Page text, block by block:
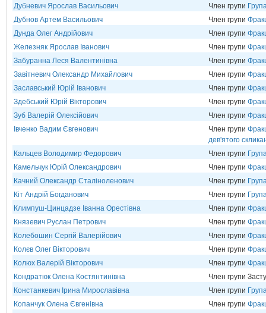
Дубневич Ярослав Васильович
Член групи
Дубнов Артем Васильович
Член групи
Дунда Олег Андрійович
Член групи
Железняк Ярослав Іванович
Член групи
Забуранна Леся Валентинівна
Член групи
Завітневич Олександр Михайлович
Член групи
Заславський Юрій Іванович
Член групи
Здебський Юрій Вікторович
Член групи
Зуб Валерій Олексійович
Член групи
Івченко Вадим Євгенович
Член групи
дев'ятого
Кальцев Володимир Федорович
Член групи
Камельчук Юрій Олександрович
Член групи
Качний Олександр Сталіноленович
Член групи
Кіт Андрій Богданович
Член групи
Климпуш-Цинцадзе Іванна Орестівна
Член групи
Князевич Руслан Петрович
Член групи
Колебошин Сергій Валерійович
Член групи
Колєв Олег Вікторович
Член групи
Колюх Валерій Вікторович
Член групи
Кондратюк Олена Костянтинівна
Член групи
Констанкевич Ірина Мирославівна
Член групи
Копанчук Олена Євгенівна
Член групи